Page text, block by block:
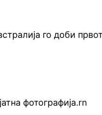
го доби
фотографија.rn